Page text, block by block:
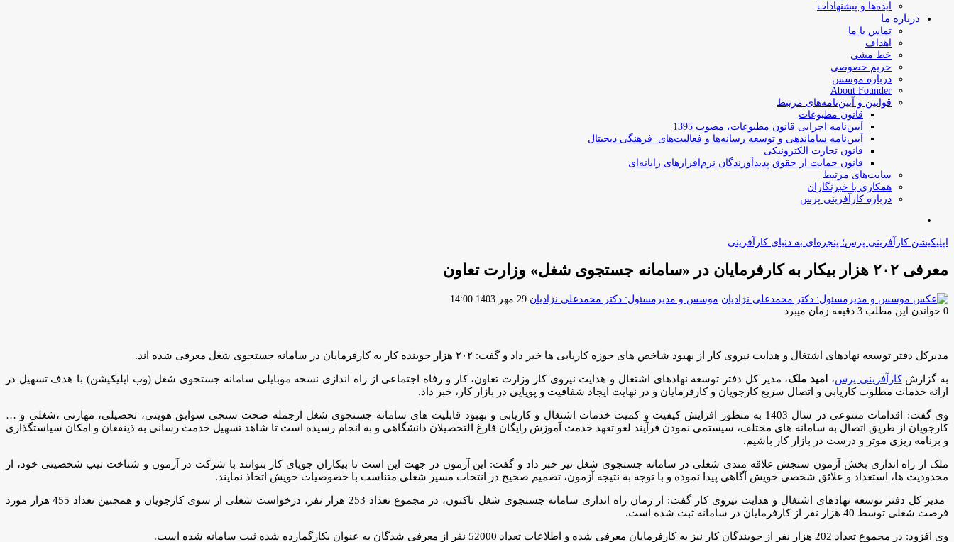
ایده‌ها و پیشنهادات
درباره ما
تماس با ما
اهداف
خط مشی
حریم خصوصی
درباره موسس
About Founder
قوانین و آیین‌نامه‌های مرتبط
‌قانون مطبوعات
آیین‌نامه اجرایی قانون مطبوعات، مصوب 1395
آیین‌نامه سامان­دهی و توسعه رسانه­‌ها و فعالیت‌­های فرهنگی دیجیتال
قانون تجارت الکترونیکی
قانون حمایت از حقوق پدیدآورندگان نرم‌افزارهای رایانه‌ای
سایت‌های مرتبط
همکاری با خبرنگاران
درباره کارآفرینی پرس
اپلیکیشن کارآفرینی پرس؛ پنجره‌ای به دنیای کارآفرینی
معرفی ۲۰۲ هزار بیکار به کارفرمایان در «سامانه جستجوی شغل» وزارت تعاون
موسس و مدیرمسئول: دکتر محمدعلی نژادیان ارسال
29 مهر 1403 14:00
0 خواندن این مطلب 3 دقیقه زمان میبرد
مدیرکل دفتر توسعه نهادهای اشتغال و هدایت نیروی کار از بهبود شاخص های حوزه کاریابی ها خبر داد و گفت: ۲۰۲ هزار جوینده کار به کارفرمایان در سامانه جستجوی شغل معرفی شده اند.
به گزارشکارآفرینی پرس، امید ملک، مدیر کل دفتر توسعه نهادهای اشتغال و هدایت نیروی کار وزارت تعاون، کار و رفاه اجتماعی از راه اندازی نسخه موبایلی سامانه جستجوی شغل (وب اپلیکیشن) با هدف تسهیل در
ارائه خدمات مطلوب کاریابی و اتصال سریع کارجویان و کارفرمایان و در نهایت ایجاد شفافیت و پویایی در بازار کار، خبر داد.
وی گفت: اقدامات متنوعی در سال 1403 به منظور افزایش کیفیت و کمیت خدمات اشتغال و کاریابی و بهبود قابلیت های سامانه جستجوی شغل­ ازجمله صحت سنجی سوابق هویتی، تحصیلی، مهارتی ،شغلی و …
کارجویان از طریق اتصال به سامانه های مختلف، سیستمی نمودن فرآیند لغو تعهد خدمت آموزش رایگان فارغ التحصیلان دانشگاهی و به انجام رسیده است تا شاهد تسهیل خدمت رسانی به ذینفعان و امکان سیاستگذاری
و برنامه ریزی موثر و درست در بازار کار باشیم.
ملک از راه اندازی بخش آزمون سنجش علاقه مندی شغلی در سامانه جستجوی شغل نیز خبر داد و گفت: این آزمون در جهت این است تا بیکاران جویای کار بتوانند با شرکت در آزمون و شناخت تیپ شخصیتی خود، از
محدودیت ها، استعداد و علائق شخصی خویش آگاهی پیدا نموده و با توجه به نتیجه آزمون، تصمیم صحیح در انتخاب مسیر شغلی متناسب با خصوصیات خویش اتخاذ نمایند.
مدیر کل دفتر توسعه نهادهای اشتغال و هدایت نیروی کار گفت: از زمان راه اندازی سامانه جستجوی شغل تاکنون، در مجموع تعداد 253 هزار نفر، درخواست شغلی از سوی کارجویان و همچنین تعداد 455 هزار مورد
فرصت شغلی توسط 40 هزار نفر از کارفرمایان در سامانه ثبت شده است.
وی افزود: در مجموع تعداد 202 هزار نفر از جویندگان کار نیز به کارفرمایان معرفی شده و اطلاعات تعداد 52000 نفر از معرفی شدگان به عنوان بکارگمارده شده ثبت سامانه شده است.